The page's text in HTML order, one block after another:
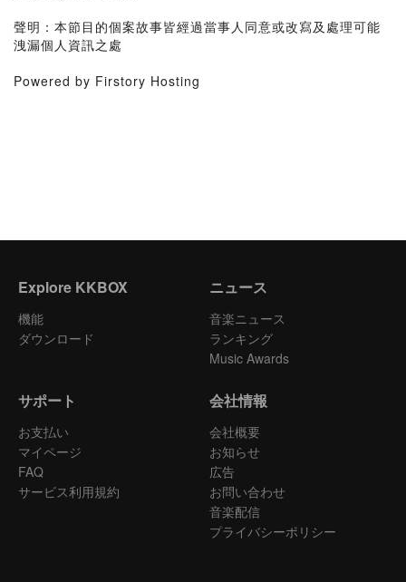
聲明：本節目的個案故事皆經過當事人同意或改寫及處理可能
洩漏個人資訊之處
Powered by Firstory Hosting
Explore KKBOX
機能
ダウンロード
ニュース
音楽ニュース
ランキング
Music Awards
サポート
お支払い
マイページ
FAQ
サービス利用規約
会社情報
会社概要
お知らせ
広告
お問い合わせ
音楽配信
プライバシーポリシー